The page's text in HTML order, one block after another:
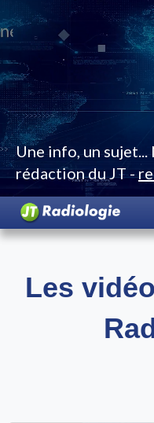
Une info, un
rédaction du JT -
Les